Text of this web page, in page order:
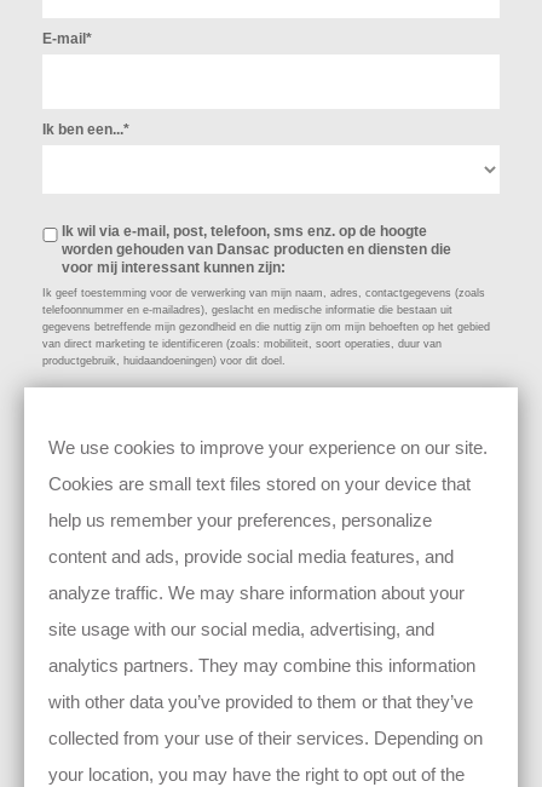
We use cookies to improve your experience on our site.
Cookies are small text files stored on your device that
help us remember your preferences, personalize
content and ads, provide social media features, and
analyze traffic. We may share information about your
site usage with our social media, advertising, and
analytics partners. They may combine this information
with other data you’ve provided to them or that they’ve
collected from your use of their services. Depending on
your location, you may have the right to opt out of the
E-mail*
Ik ben een...*
Ik wil via e-mail, post, telefoon, sms enz. op de hoogte
worden gehouden van Dansac producten en diensten die
voor mij interessant kunnen zijn:
Ik geef toestemming voor de verwerking van mijn naam, adres, contactgegevens (zoals
telefoonnummer en e-mailadres), geslacht en medische informatie die bestaan uit
gegevens betreffende mijn gezondheid en die nuttig zijn om mijn behoeften op het gebied
van direct marketing te identificeren (zoals: mobiliteit, soort operaties, duur van
productgebruik, huidaandoeningen) voor dit doel.
Ik geef toestemming voor de verwerking van mijn naam, adres, contactgegevens (zoals
bestaan uit gegevens betreffende mijn gezondheid en die noodzakelijk zijn om de
productgebruik, huidaandoeningen) voor dit doel.
Door op verzenden te klikken, verklaar ik dat ik ermee instem dat zowel Dansac
als haar dochterondernemingen
(zie hier)
te sturen naar
of door te klikken op de updatevoorkeurenlink
onderaan onze e-mails. Een dergelijke intrekking heeft alleen gevolgen voor de
voor de gegevensverwerking en -openbaarmaking vóór de intrekking).